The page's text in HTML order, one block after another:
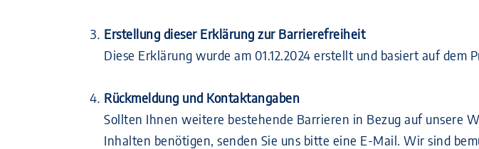
Erstellung dieser Erklärung zur Barrierefreiheit
Diese Erklärung wurde am 01.12.2024 erstellt und basiert auf
Rückmeldung und Kontaktangaben
Sollten Ihnen weitere bestehende Barrieren in Bezug auf unsere
Inhalten benötigen, senden Sie uns bitte eine E-Mail. Wir sind